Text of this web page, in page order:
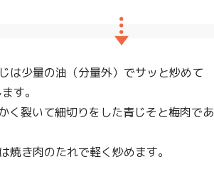
は少量の油（分量外）でサッと炒めて
す。
く裂いて細切りをした青じそと梅肉であ
焼き肉のたれで軽く炒めます。